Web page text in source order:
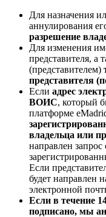
Для назначения
аннулирования
разрешение
Для изменения
представителя, а
(представителем)
представителя
Если адрес
ВОИС, который
платформе
владельца или
направлен
Если
будет направлен
электронной
Если в течение
подписано, мы